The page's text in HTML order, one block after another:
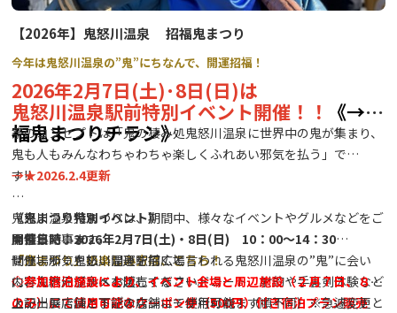
【2026年】鬼怒川温泉 招福鬼まつり
今年は鬼怒川温泉の”鬼”にちなんで、開運招福！
2026年2月7日(土)･8日(日)は
鬼怒川温泉駅前特別イベント開催！！
《→招
福鬼まつりチラシ》
祭のコンセプトは「鬼の棲み処鬼怒川温泉に世界中の鬼が集まり、
鬼も人もみんなわちゃわちゃ楽しくふれあい邪気を払う」で
す‼
★特集記事★
「鬼まつり」の楽しみ方は、こちら！
→★2026.2.4更新
鬼怒川温泉鬼まつりは、期間中、様々なイベントやグルメなどをご
用意しています。
ぜひ、邪気を払い開運を招くと言われる鬼怒川温泉の”鬼”に会い
に、鬼怒川温泉へお越しください。
《鬼まつり特別イベント》
開催日時：2026年2月7日(土)・8日(日) 10：00～14：30
開催場所：鬼怒川温泉駅前広場
内容：地元グルメを販売するフードコート、射的や手裏剣体験など
ステージではさまざまなショーが行われます！
◇参加宿泊施設により、イベント会場と周辺施設（２月７日、８日
のみ）にて使用可能なクーポン券（500円）付き宿泊プラン販売
上記出展店舗と下記の店舗にて使用可能！（順不同）※急遽変更と